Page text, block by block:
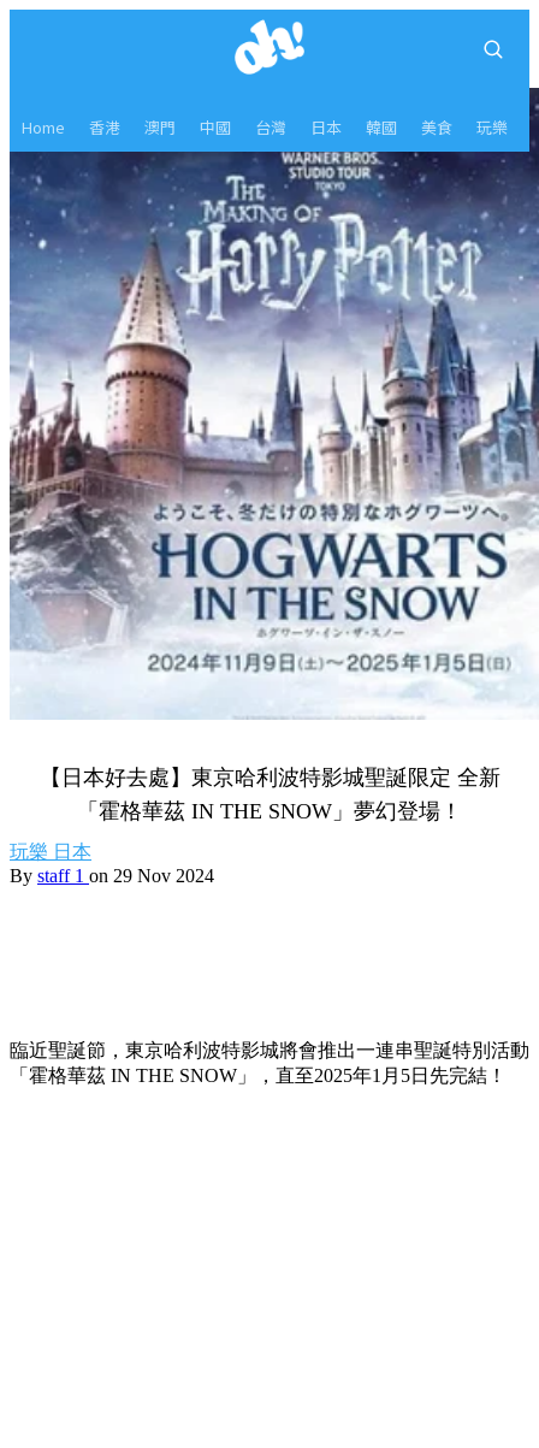
Home 香港 澳門 中國 台灣 日本 韓國 美食 玩樂
【日本好去處】東京哈利波特影城聖誕限定 全新
「霍格華茲 IN THE SNOW」夢幻登場！
玩樂 日本
By staff 1 on 29 Nov 2024
臨近聖誕節，東京哈利波特影城將會推出一連串聖誕特別活動
「霍格華茲 IN THE SNOW」，直至2025年1月5日先完結！